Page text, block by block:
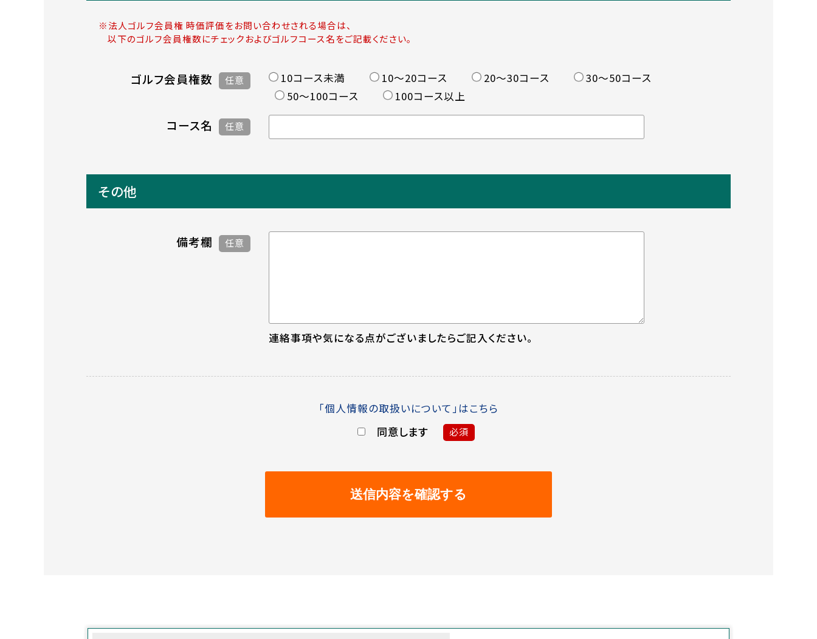
※法人ゴルフ会員権 時価評価をお問い合わせされる場合は、
以下のゴルフ会員権数にチェックおよびゴルフコース名をご記載ください。
ゴルフ会員権数 任意 10コース未満 10〜20コース 20〜30コース
30〜50コース
50〜100コース
100コース以上
コース名 任意
その他
備考欄 任意
連絡事項や気になる点がございましたらご記入ください。
「個人情報の取扱いについて」はこちら
同意します 必須